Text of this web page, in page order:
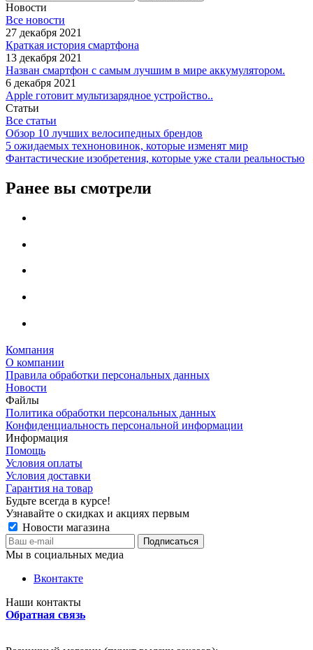
Новости
Все новости
27 декабря 2021
Краткая история смартфона
13 декабря 2021
Назван смартфон с самым лучшим в мире аккумулятором.
6 декабря 2021
Apple готовит мультизарядное устройство..
Статьи
Все статьи
Обзор 10 лучших велосипедных брендов
5 ожидаемых техноновинок, которые изменят мир
Фантастические изобретения, которые уже стали реальностью
Ранее вы смотрели
Компания
О компании
Правила обработки персональных данных
Новости
Файлы
Политика обработки персональных данных
Конфиденциальность персональной информации
Информация
Помощь
Условия оплаты
Условия доставки
Гарантия на товар
Будьте всегда в курсе!
Узнавайте о скидках и акциях первым
Новости магазина
Мы в социальных медиа
Вконтакте
Наши контакты
Обратная связь